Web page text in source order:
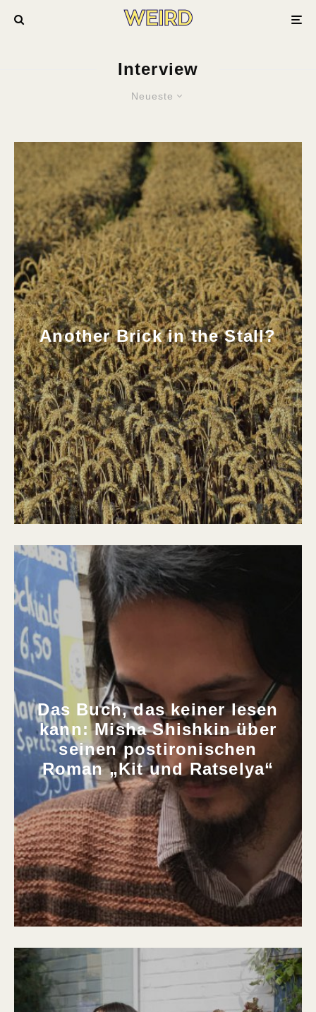
Neueste
Interview
Another Brick in the Stall?
Das Buch, das keiner lesen
kann: Misha Shishkin über
seinen postironischen
Roman „Kit und Ratselya“